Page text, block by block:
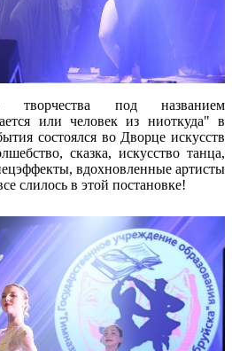
творчества под названием
или человек из ниоткуда" в
состоялся во Дворце искусств
сказка, искусство танца,
вдохновленные артисты
слилось в этой постановке!